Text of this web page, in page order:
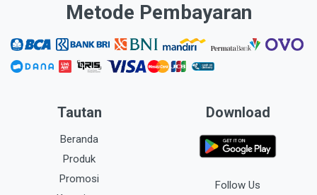
Metode Pembayaran
Tautan
Beranda
Produk
Promosi
Download
Follow Us